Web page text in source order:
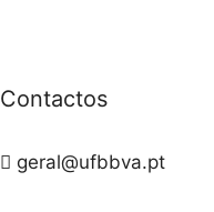
Contactos
geral@ufbbva.pt